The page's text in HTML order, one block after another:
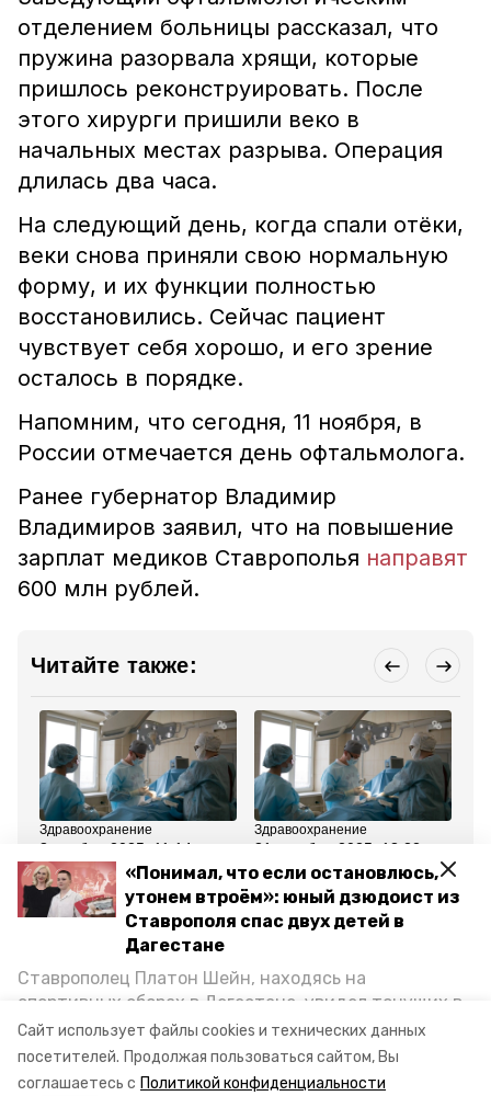
Сайт использует файлы cookies и технических данных
посетителей. Продолжая пользоваться сайтом, Вы
соглашаетесь с Политикой конфиденциальности
«Понимал, что если остановлюсь,
утонем втроём»: юный дзюдоист из
Ставрополя спас двух детей в
Дагестане
Ставрополец Платон Шейн, находясь на
спортивных сборах в Дегестане, увидел тонущих в
Каспийском море детей и бросился на помощь. По
возвращении домой, отважного мальчика
пригласили в министерство образования края и
отделением больницы рассказал, что
пружина разорвала хрящи, которые
пришлось реконструировать. После
этого хирурги пришили веко в
начальных местах разрыва. Операция
длилась два часа.
На следующий день, когда спали отёки,
веки снова приняли свою нормальную
форму, и их функции полностью
восстановились. Сейчас пациент
чувствует себя хорошо, и его зрение
осталось в порядке.
Напомним, что сегодня, 11 ноября, в
России отмечается день офтальмолога.
Ранее губернатор Владимир
Владимиров заявил, что на повышение
зарплат медиков Ставрополья направят
600 млн рублей.
Читайте также:
Здравоохранение
8 ноября 2025, 11:14
Хирурги Пятигорска
смогли пришить
пациенту сильно
повреждённую кисть
Здравоохранение
31 октября 2025, 13:22
Врачи в Пятигорске
удалили 40-
сантиметровую опухоль
яичника 60-летней
женщине
Все новости
пятигорск офтальмолог